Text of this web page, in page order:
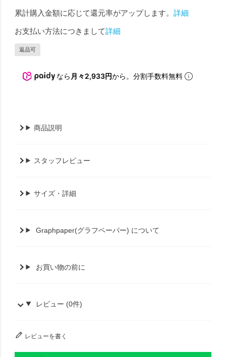
累計購入金額に応じて還元率がアップします。詳細
お支払い方法につきまして詳細
返品可
なら 月々2,933円から。分割手数料無料
商品説明
スタッフレビュー
サイズ・詳細
Graphpaper(グラフペーパー) について
お買い物の前に
レビュー (0件)
レビューを書く